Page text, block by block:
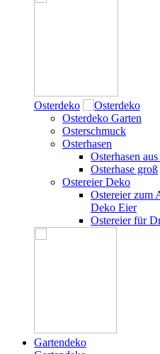
Osterdeko
Osterdeko Garten
Osterschmuck
Osterhasen
Osterhasen
Osterhase groß
Ostereier Deko
Ostereier zum
Deko Eier
Ostereier für
Gartendeko